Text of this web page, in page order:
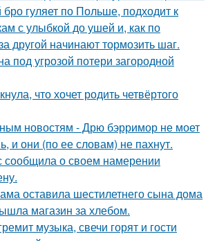
гуляет по Польше, подходит к
с улыбкой до ушей и, как по
другой начинают тормозить шаг.
под угрозой потери загородной
что хочет родить четвёртого
новостям - Дрю бэрримор не моет
и они (по ее словам) не пахнут.
сообщила о своем намерении
оставила шестилетнего сына дома
магазин за хлебом.
музыка, свечи горят и гости